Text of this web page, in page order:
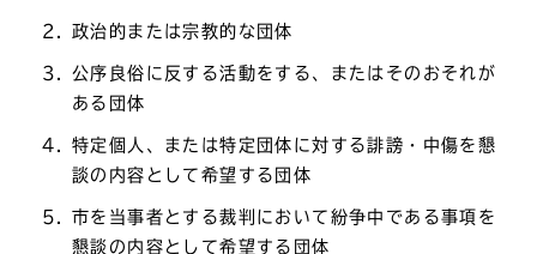
政治的または宗教的な団体
公序良俗に反する活動をする、またはそのおそれが
ある団体
特定個人、または特定団体に対する誹謗・中傷を懇
談の内容として希望する団体
市を当事者とする裁判において紛争中である事項を
懇談の内容として希望する団体